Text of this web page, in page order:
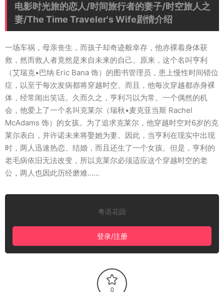
电影时光旅的恋人/时间旅行者的妻子/时空旅人之
妻/The Time Traveler's Wife剧情介绍
一场车祸，母亲丧生，而孩子却奇迹般幸存，他赤裸着身体获
救，然而救人者竟然是来自未来的自己。原来，这个名叫亨利
（艾瑞克•巴纳 Eric Bana 饰）的图书管理员，患上慢性时间错位
症，以至于每次发病都将穿越时空。而且，他每次穿越都赤身裸
体，经常闹出笑话。久而久之，亨利习以为常。一个偶然的机
会，他爱上了一个名叫克莱尔（瑞秋•麦克亚当斯 Rachel
McAdams 饰）的女孩。为了追求克莱尔，他穿越时空对6岁的克
莱尔表白，并许诺未来将娶她为妻。因此，当亨利在现实中出现
时，两人迅速热恋、结婚，而且还生了一个女孩。但是，亨利的
老毛病依旧无法改变，所以克莱尔必须适应这个穿越时空的老
公，两人也因此历经磨难……
粤语花园
登录/注册
0